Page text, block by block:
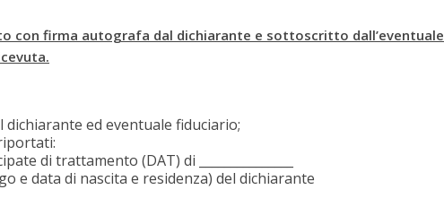
con firma autografa dal dichiarante e sottoscritto dall’eventuale
dichiarante ed eventuale fiduciario;
di trattamento (DAT) di _______________
e data di nascita e residenza) del dichiarante